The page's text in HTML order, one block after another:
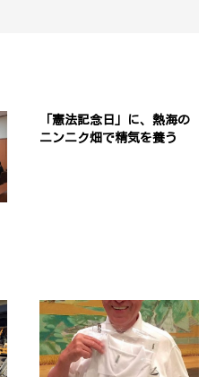
「憲法記念日」に、熱海の
ニンニク畑で精気を養う